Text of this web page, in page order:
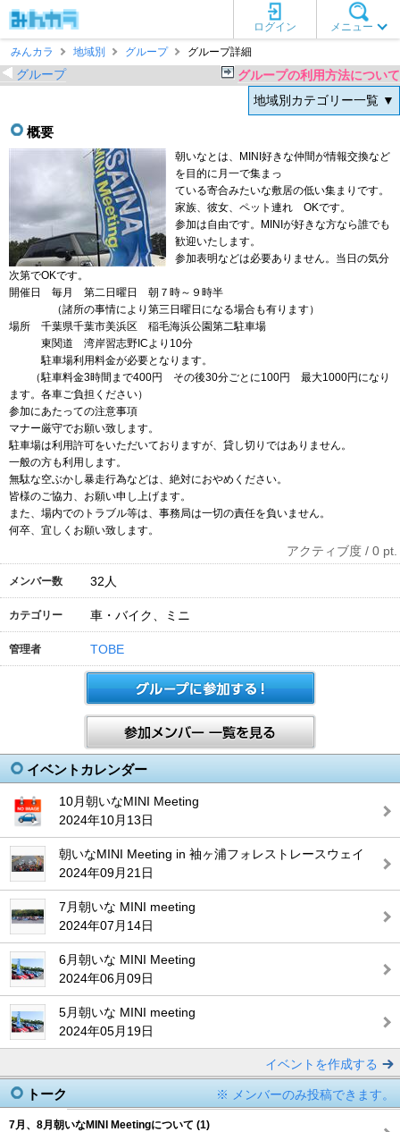
メニュー
ログイン
みんカラ
地域別 グループ グループ詳細
グループ
グループの利用方法について
地域別カテゴリー一覧 ▼
概要
朝いなとは、MINI好きな仲間が情報交換など
を目的に月一で集まっ
ている寄合みたいな敷居の低い集まりです。
家族、彼女、ペット連れ OKです。
参加は自由です。MINIが好きな方なら誰でも
歓迎いたします。
参加表明などは必要ありません。当日の気分
次第でOKです。
開催日 毎月 第二日曜日 朝７時～９時半
（諸所の事情により第三日曜日になる場合も有ります）
場所 千葉県千葉市美浜区 稲毛海浜公園第二駐車場
東関道 湾岸習志野ICより10分
駐車場利用料金が必要となります。
（駐車料金3時間まで400円 その後30分ごとに100円 最大1000円になり
ます。各車ご負担ください）
参加にあたっての注意事項
マナー厳守でお願い致します。
駐車場は利用許可をいただいておりますが、貸し切りではありません。
一般の方も利用します。
無駄な空ぶかし暴走行為などは、絶対におやめください。
皆様のご協力、お願い申し上げます。
また、場内でのトラブル等は、事務局は一切の責任を負いません。
何卒、宜しくお願い致します。
アクティブ度 / 0 pt.
メンバー数 32 人
カテゴリー 車・バイク、ミニ
管理者 TOBE
イベントカレンダー
10月朝いなMINI Meeting
2024年10月13日
朝いなMINI Meeting in 袖ヶ浦フォレストレースウェイ
2024年09月21日
7月朝いな MINI meeting
2024年07月14日
6月朝いな MINI Meeting
2024年06月09日
5月朝いな MINI meeting
2024年05月19日
イベントを作成する
※ メンバーのみ投稿できます。
トーク
7月、8月朝いなMINI Meetingについて (1)